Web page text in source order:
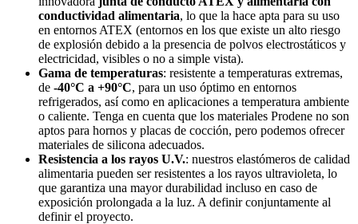
conductividad alimentaria, lo que la hace apta para su uso
en entornos ATEX (entornos en los que existe un alto riesgo
de explosión debido a la presencia de polvos electrostáticos y
electricidad, visibles o no a simple vista).
Gama de temperaturas: resistente a temperaturas extremas,
de -40°C a +90°C, para un uso óptimo en entornos
refrigerados, así como en aplicaciones a temperatura ambiente
o caliente. Tenga en cuenta que los materiales Prodene no son
aptos para hornos y placas de cocción, pero podemos ofrecer
materiales de silicona adecuados.
Resistencia a los rayos U.V.: nuestros elastómeros de calidad
alimentaria pueden ser resistentes a los rayos ultravioleta, lo
que garantiza una mayor durabilidad incluso en caso de
exposición prolongada a la luz. A definir conjuntamente al
definir el proyecto.